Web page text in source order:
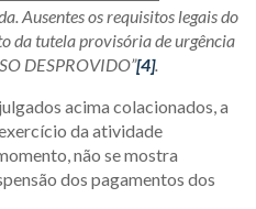
Ausentes os requisitos legais do
da tutela provisória de urgência
DESPROVIDO”[4].
acima colacionados, a
da atividade
não se mostra
dos pagamentos dos